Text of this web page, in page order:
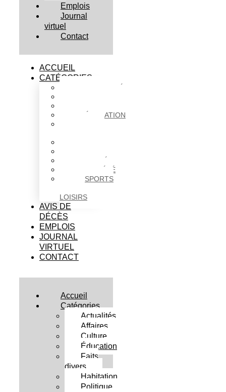
Emplois
Journal
virtuel
Contact
ACCUEIL
CATÉGORIES
ÉDUCATION
SOCIÉTÉ
SPORTS
LOISIRS
AVIS DE
DÉCÈS
EMPLOIS
JOURNAL
VIRTUEL
CONTACT
Accueil
Catégories
Actualités
Affaires
Culture
Éducation
Faits
divers
Habitation
Politique